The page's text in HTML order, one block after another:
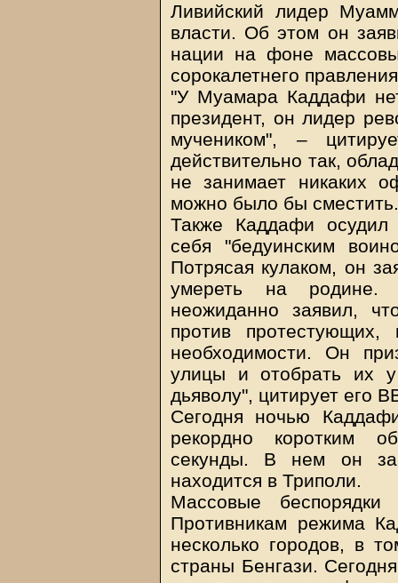
Ливийский лидер
власти. Об этом он
нации на фоне
сорокалетнего
"У Муамара Каддафи
президент, он лидер
мучеником", –
действительно так,
не занимает никаких
можно было бы сместить.
Также Каддафи осудил
себя "бедуинским
Потрясая кулаком, он
умереть на родине.
неожиданно заявил,
против
необходимости. Он
улицы и отобрать их у
дьяволу", цитирует его
Сегодня ночью
рекордно коротким
секунды. В нем он
находится в Триполи.
Массовые
Противникам режима
несколько городов, в
страны Бенгази.